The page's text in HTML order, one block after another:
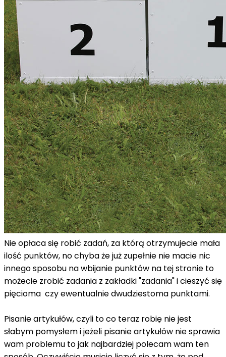
Nie opłaca się robić zadań, za którą otrzymujecie mała
ilość punktów, no chyba że już zupełnie nie macie nic
innego sposobu na wbijanie punktów na tej stronie to
możecie zrobić zadania z zakładki "zadania" i cieszyć się
pięcioma czy ewentualnie dwudziestoma punktami.
Pisanie artykułów, czyli to co teraz robię nie jest
słabym pomysłem i jeżeli pisanie artykułów nie sprawia
wam problemu to jak najbardziej polecam wam ten